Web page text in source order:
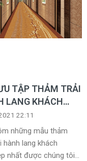
TẬP THẢM TRẢI
LANG KHÁCH
22:11
những mẫu thảm
hành lang khách
nhất được chúng tôi